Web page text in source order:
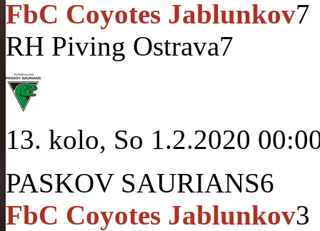
FbC Coyotes Jablunkov7
RH Piving Ostrava7
13. kolo, So 1.2.2020
PASKOV SAURIANS6
FbC Coyotes Jablunkov3